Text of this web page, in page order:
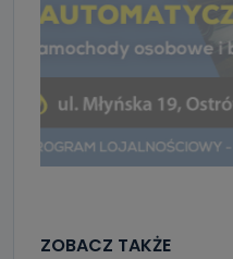
ZOBACZ TAKŻE